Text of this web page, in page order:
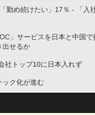
勤め続けたい」17％ - 「入
」サービスを日本と中国
出せるか
社トップ10に日本入れず
ック化が進む